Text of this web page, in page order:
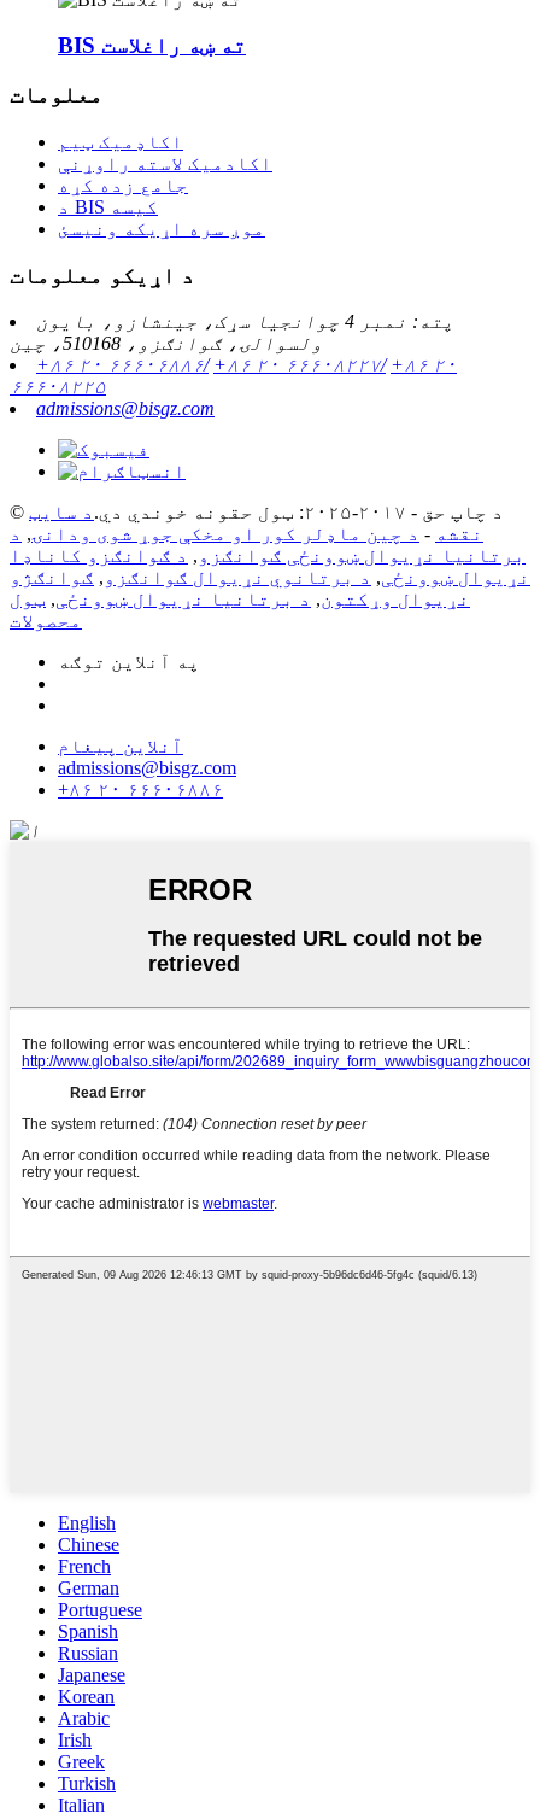
BIS ته ښه راغلاست
معلومات
اکاډمیک ټیم
اکادمیک لاسته راوړنې
جامع زده کړه
د BIS کیسه
موږ سره اړیکه ونیسئ
د اړیکو معلومات
پته: نمبر 4 چوانجیا سړک، جینشازو، بایون
ولسوالۍ، ګوانګزو، 510168، چین
+۸۶ ۲۰ ۶۶۶۰۶۸۸۶/ +۸۶ ۲۰ ۶۶۶۰۸۲۲۷/ +۸۶ ۲۰
۶۶۶۰۸۲۲۵
admissions@bisgz.com
© د چاپ حق - ۲۰۱۷-۲۰۲۵: ټول حقونه خوندي دي.
د سایټ
نقشه - د چین ماډلر کور او مخکې جوړ شوی ودانۍ, د
برتانیا نړیوال ښوونځی ګوانګزو , د ګوانګزو کاناډا
نړیوال ښوونځی, د برتانوي نړیوال ګوانګزو , ګوانګژو
نړیوال وړکتون, د برتانیا نړیوال ښوونځی, ټول
محصولات
په آنلاین توګه
آنلاین پیغام
admissions@bisgz.com
+۸۶ ۲۰ ۶۶۶۰۶۸۸۶
English
Chinese
French
German
Portuguese
Spanish
Russian
Japanese
Korean
Arabic
Irish
Greek
Turkish
Italian